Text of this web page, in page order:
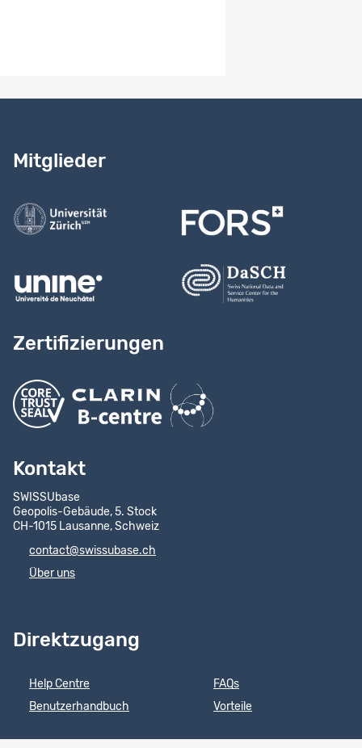
Mitglieder
Zertifizierungen
Kontakt
SWISSUbase
Geopolis-Gebäude, 5. Stock
CH-1015 Lausanne, Schweiz
contact@swissubase.ch
Über uns
Direktzugang
Help Centre
Benutzerhandbuch
FAQs
Vorteile